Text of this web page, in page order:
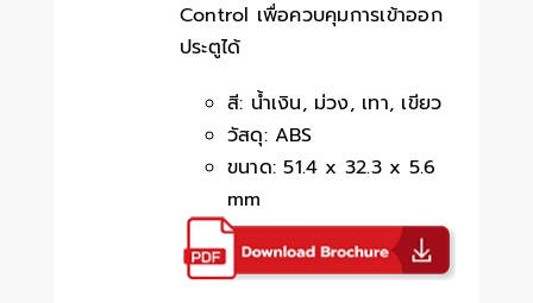
Control เพื่อควบคุมการเข้าออก
ประตูได้
สี: น้ำเงิน, ม่วง, เทา, เขียว
วัสดุ: ABS
ขนาด: 51.4 x 32.3 x 5.6
mm